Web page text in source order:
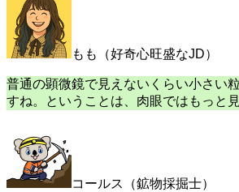
もも（好奇心旺盛なJD）
普通の顕微鏡で見えないくらい小さい
すね。ということは、肉眼ではもっと
コールス（鉱物採掘士）